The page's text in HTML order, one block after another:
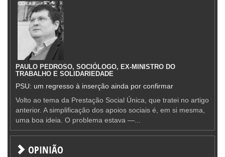
PAULO PEDROSO, SOCIÓLOGO, EX-MINISTRO DO
TRABALHO E SOLIDARIEDADE
PSU: um regresso à inserção ainda por confirmar
Volto ao tema da Prestação Social Única, que tratei no artigo
anterior. A simplificação dos apoios sociais é, em si mesma,
uma boa ideia. O problema estava —...
OPINIÃO